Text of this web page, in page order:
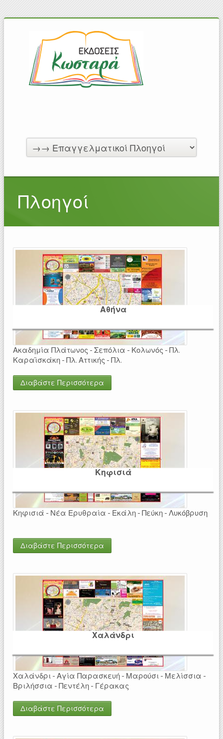
Πλοηγοί
Αθήνα
Ακαδημία Πλάτωνος - Σεπόλια - Κολωνός - Πλ.
Καραϊσκάκη - Πλ. Αττικής - Πλ.
Διαβάστε Περισσότερα
Κηφισιά
Κηφισιά - Νέα Ερυθραία - Εκάλη - Πεύκη - Λυκόβρυση
Διαβάστε Περισσότερα
Χαλάνδρι
Χαλάνδρι - Αγία Παρασκευή - Μαρούσι - Μελίσσια -
Βριλήσσια - Πεντέλη - Γέρακας
Διαβάστε Περισσότερα